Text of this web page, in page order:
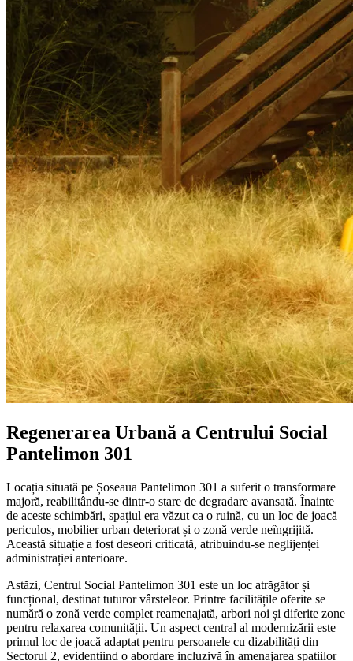
Regenerarea Urbană a Centrului Social
Pantelimon 301
Locația situată pe Șoseaua Pantelimon 301 a suferit o transformare
majoră, reabilitându-se dintr-o stare de degradare avansată. Înainte
de aceste schimbări, spațiul era văzut ca o ruină, cu un loc de joacă
periculos, mobilier urban deteriorat și o zonă verde neîngrijită.
Această situație a fost deseori criticată, atribuindu-se neglijenței
administrației anterioare.
Astăzi, Centrul Social Pantelimon 301 este un loc atrăgător și
funcțional, destinat tuturor vârsteleor. Printre facilitățile oferite se
numără o zonă verde complet reamenajată, arbori noi și diferite zone
pentru relaxarea comunității. Un aspect central al modernizării este
primul loc de joacă adaptat pentru persoanele cu dizabilități din
Sectorul 2, evidențiind o abordare incluzivă în amenajarea spațiilor